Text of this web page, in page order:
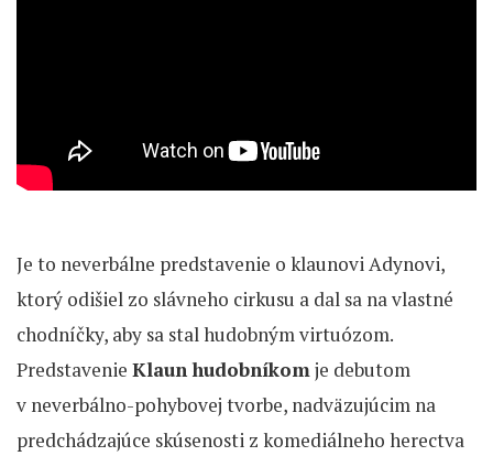
Je to neverbálne predstavenie o klaunovi Adynovi,
ktorý odišiel zo slávneho cirkusu a dal sa na vlastné
chodníčky, aby sa stal hudobným virtuózom.
Predstavenie Klaun hudobníkomje debutom
v neverbálno-pohybovej tvorbe, nadväzujúcim na
predchádzajúce skúsenosti z komediálneho herectva